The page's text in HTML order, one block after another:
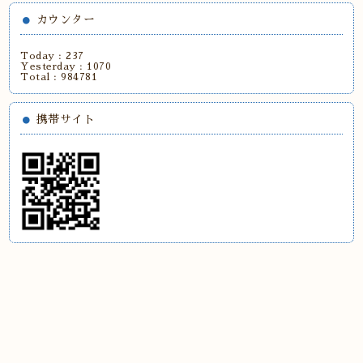
カウンター
Today :237
Yesterday : 1070
Total :984781
携帯サイト